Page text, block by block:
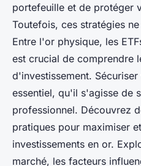
portefeuille et de protéger
Toutefois, ces stratégies
Entre l'or physique, les
est crucial de comprendre
d'investissement.
essentiel, qu'il s'agisse de
professionnel. Découvrez
pratiques pour maximiser
investissements en or.
marché, les facteurs